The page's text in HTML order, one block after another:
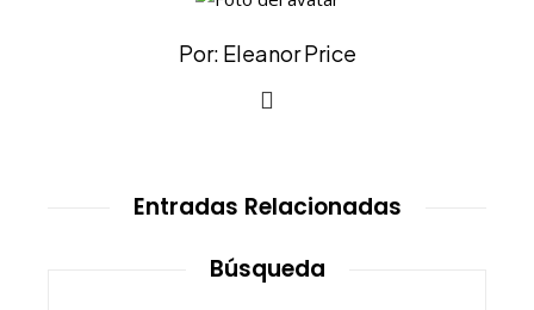
Por: Eleanor Price
Entradas Relacionadas
Búsqueda